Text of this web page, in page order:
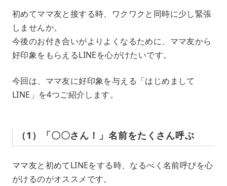
初めてママ友と接する時、ワクワクと同時に少し緊張
しませんか。
今後のお付き合いがよりよくなるために、ママ友から
好印象をもらえるLINEを心がけたいです。
今回は、ママ友に好印象を与える「はじめまして
LINE」を4つご紹介します。
（1）「〇〇さん！」名前をたくさん呼ぶ
ママ友と初めてLINEをする時、なるべく名前呼びを心
がけるのがオススメです。